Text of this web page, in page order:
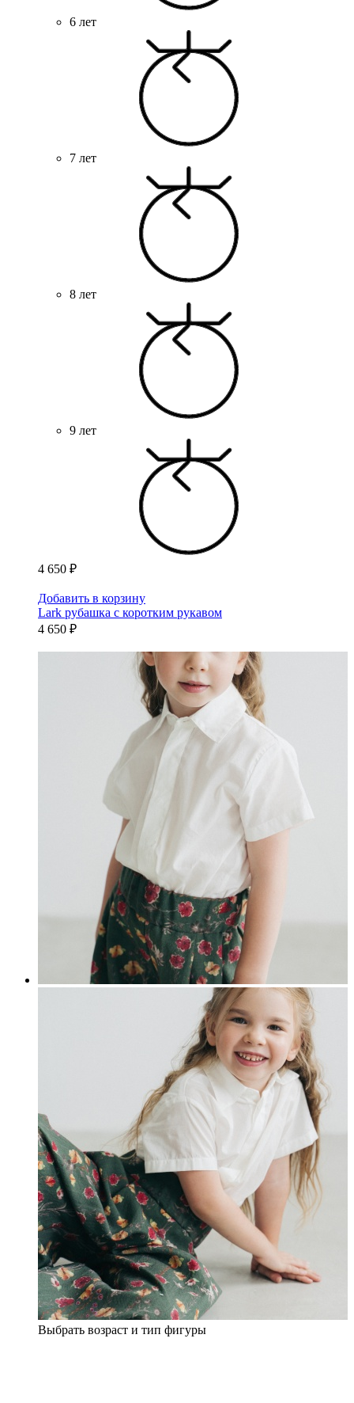
6 лет
7 лет
8 лет
9 лет
4 650 ₽
Добавить в корзину
Lark рубашка с коротким рукавом
4 650 ₽
Выбрать возраст и тип фигуры